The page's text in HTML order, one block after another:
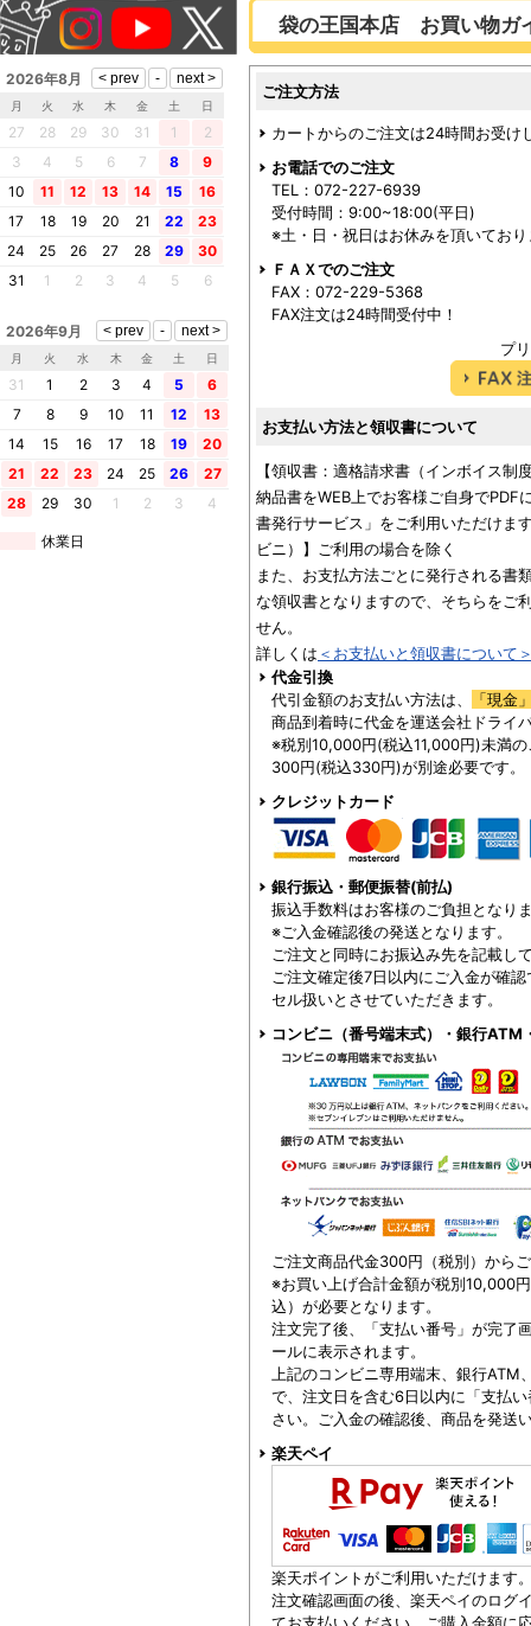
袋の王国本店 お買い物ガ
ご注文方法
カートからのご注文は24時間お受け
お電話でのご注文
TEL：072-227-6939
受付時間：9:00~18:00(平日)
※土・日・祝日はお休みを頂いてお
ＦＡＸでのご注文
FAX：072-229-5368
FAX注文は24時間受付中！
プ
お支払い方法と領収書について
【領収書：適格請求書（インボイス制
納品書をWEB上でお客様ご自身でPDF
書発行サービス」をご利用いただけま
ビニ）】ご利用の場合を除く
また、お支払方法ごとに発行される書
な領収書となりますので、そちらをご
せん。
詳しくは ＜お支払いと領収書について
代金引換
代引金額のお支払い方法は、
「現金
商品到着時に代金を運送会社ドライ
※税別10,000円(税込11,000円)未満
300円(税込330円)が別途必要です。
クレジットカード
銀行振込・郵便振替(前払)
振込手数料はお客様のご負担となり
※ご入金確認後の発送となります。
ご注文と同時にお振込み先を記載し
ご注文確定後7日以内にご入金が確
セル扱いとさせていただきます。
コンビニ（番号端末式）・銀行ATM
ご注文商品代金300円（税別）から
※お買い上げ合計金額が税別10,000
込）が必要となります。
注文完了後、「支払い番号」が完了
ールに表示されます。
上記のコンビニ専用端末、銀行
で、注文日を含む6日以内に「支払
さい。ご入金の確認後、商品を発送
楽天ペイ
楽天ポイントがご利用いただけます
注文確認画面の後、楽天ペイのログ
てお支払いください。ご購入金額に
2026年8月
月 火 水 木 金 土 日
27 28 29 30 31 1
2
3
4 5 6 7 8
9
10
11 12 13 14 15
16
17
18 19 20 21 22
23
24
25 26 27 28 29
30
31
1 2 3 4 5 6
2026年9月
月 火 水 木 金 土 日
31 1 2 3 4 5
6
7
8 9 10 11 12
13
14
15 16 17 18 19
20
21
22 23 24 25 26
27
28
29 30 1 2 3 4
休業日